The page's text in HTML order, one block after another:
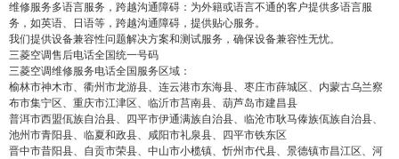
维修服务多语言服务，跨越沟通障碍：为外籍或语言不通的客户提供多语言服
务，如英语、日语等，跨越沟通障碍，提供贴心服务。
我们提供设备兼容性问题解决方案和测试服务，确保设备兼容性无忧。
三菱空调售后电话全国统一号码
三菱空调维修服务电话全国服务区域：
榆林市神木市、衢州市龙游县、连云港市东海县、枣庄市薛城区、内蒙古乌兰察
布市集宁区、重庆市江津区、临沂市莒南县、葫芦岛市建昌县
普洱市西盟佤族自治县、四平市伊通满族自治县、临沧市耿马傣族佤族自治县、
池州市青阳县、临夏和政县、咸阳市礼泉县、四平市铁东区
晋中市昔阳县、自贡市荣县、中山市小榄镇、忻州市代县、景德镇市昌江区、河